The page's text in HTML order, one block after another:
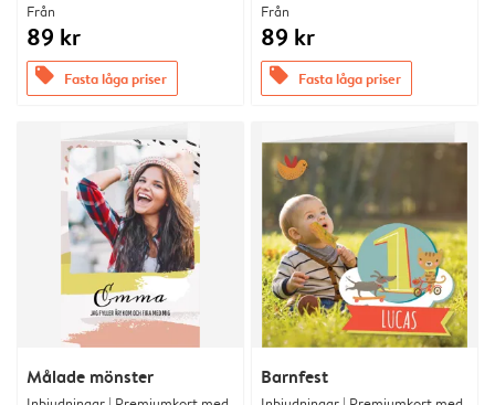
Från
89 kr
offers Fasta låga priser
Från
89 kr
offers Fasta låga priser
Målade mönster Barnfest